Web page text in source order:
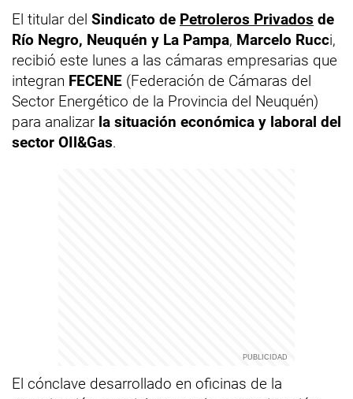
El titular del Sindicato de Petroleros Privados de
Río Negro, Neuquén y La Pampa, Marcelo Rucci,
recibió este lunes a las cámaras empresarias que
integran FECENE (Federación de Cámaras del
Sector Energético de la Provincia del Neuquén)
para analizar la situación económica y laboral del
sector OIl&Gas.
El cónclave desarrollado en oficinas de la